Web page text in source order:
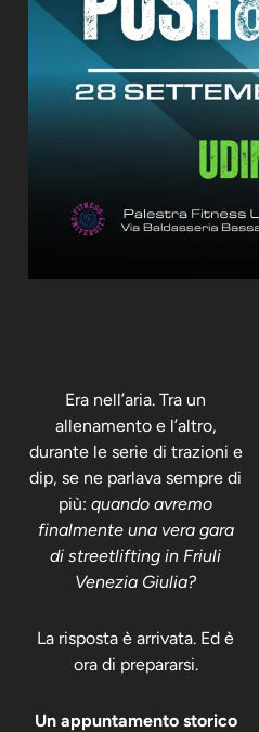
Era nell’aria. Tra un
allenamento e l’altro,
durante le serie di trazioni e
dip, se ne parlava sempre di
più:quando avremo
finalmente una vera gara
di streetlifting in Friuli
Venezia Giulia?
La risposta è arrivata. Ed è
ora di prepararsi.
Un appuntamento storico